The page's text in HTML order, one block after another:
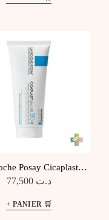
Posay Cicaplast
B5+ 100Ml
د.ت 77,500